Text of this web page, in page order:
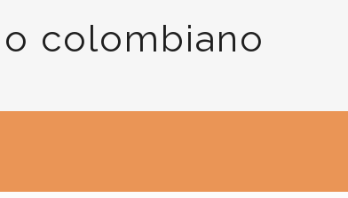
colombiano